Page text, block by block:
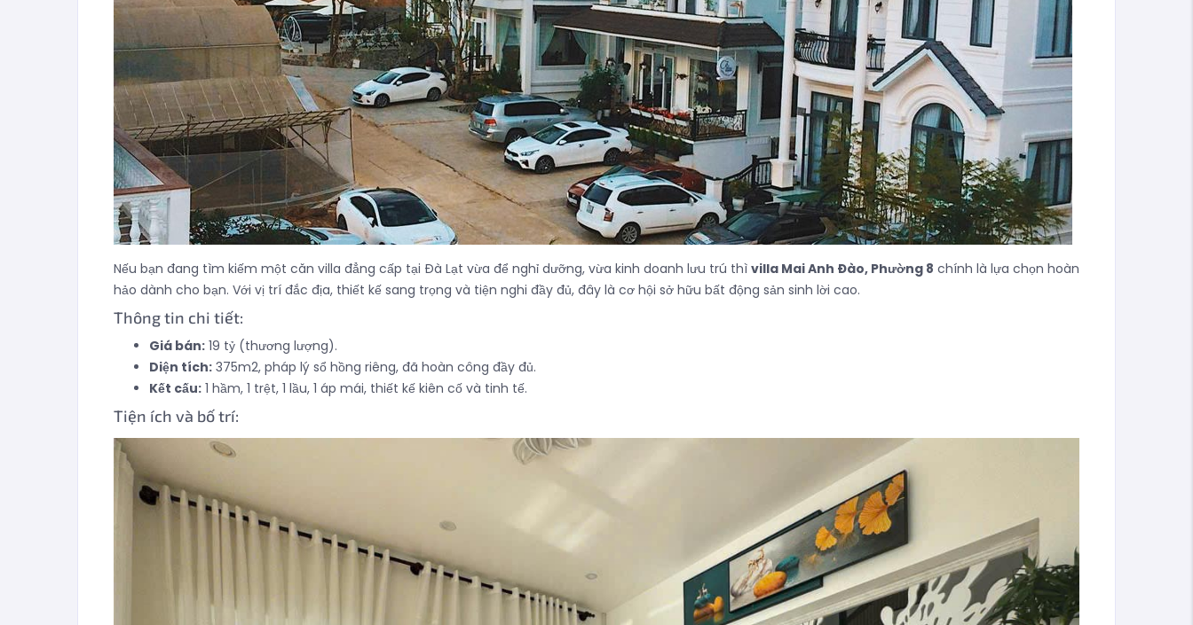
Nếu bạn đang tìm kiếm một căn villa đẳng cấp tại Đà Lạt vừa để nghỉ dưỡng, vừa kinh doanh lưu trú thì villa Mai Anh Đào, Phường 8 chính là lựa chọn hoàn
hảo dành cho bạn. Với vị trí đắc địa, thiết kế sang trọng và tiện nghi đầy đủ, đây là cơ hội sở hữu bất động sản sinh lời cao.
Thông tin chi tiết:
Giá bán: 19 tỷ (thương lượng).
Diện tích: 375m2, pháp lý sổ hồng riêng, đã hoàn công đầy đủ.
Kết cấu: 1 hầm, 1 trệt, 1 lầu, 1 áp mái, thiết kế kiên cố và tinh tế.
Tiện ích và bố trí: